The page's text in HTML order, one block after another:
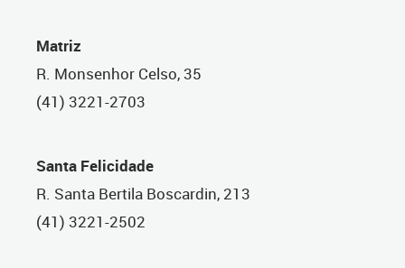
Matriz
R. Monsenhor Celso, 35
(41) 3221-2703
Santa Felicidade
R. Santa Bertila Boscardin, 213
(41) 3221-2502